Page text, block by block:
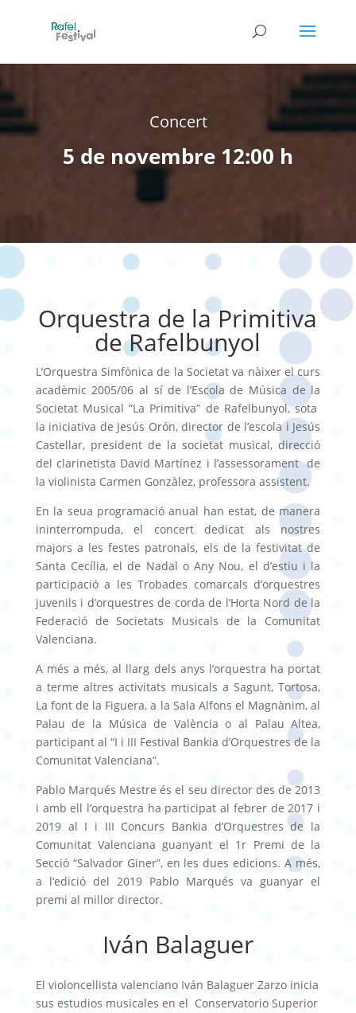
Concert
5 de novembre 12:00 h
Orquestra de la Primitiva
de Rafelbunyol
L’Orquestra Simfònica de la Societat va nàixer el curs
acadèmic 2005/06 al sí de l’Escola de Música de la
Societat Musical “La Primitiva” de Rafelbunyol, sota
la iniciativa de Jesús Orón, director de l’escola i Jesús
Castellar, president de la societat musical, direcció
del clarinetista David Martínez i l’assessorament de
la violinista Carmen Gonzàlez, professora assistent.
En la seua programació anual han estat, de manera
ininterrompuda, el concert dedicat als nostres
majors a les festes patronals, els de la festivitat de
Santa Cecília, el de Nadal o Any Nou, el d’estiu i la
participació a les Trobades comarcals d’orquestres
juvenils i d’orquestres de corda de l’Horta Nord de la
Federació de Societats Musicals de la Comunitat
Valenciana.
A més a més, al llarg dels anys l’orquestra ha portat
a terme altres activitats musicals a Sagunt, Tortosa,
La font de la Figuera, a la Sala Alfons el Magnànim, al
Palau de la Música de València o al Palau Altea,
participant al “I i III Festival Bankia d’Orquestres de la
Comunitat Valenciana”.
Pablo Marqués Mestre és el seu director des de 2013
i amb ell l’orquestra ha participat al febrer de 2017 i
2019 al I i III Concurs Bankia d’Orquestres de la
Comunitat Valenciana guanyant el 1r Premi de la
Secció “Salvador Giner”, en les dues edicions. A més,
a l‘edició del 2019 Pablo Marqués va guanyar el
premi al millor director.
Iván Balaguer
El violoncellista valenciano Iván Balaguer Zarzo inicia
sus estudios musicales en el Conservatorio Superior